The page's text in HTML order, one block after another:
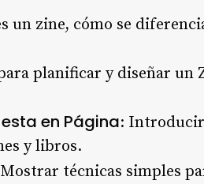
un zine, cómo se
planificar y diseñar un
en Página:
y libros.
técnicas simples